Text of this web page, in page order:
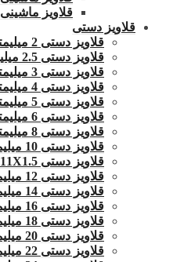
قلاویز ماشینی PG7
قلاویز دستی
قلاویز دستی 2 میلیمتر .FRA
قلاویز دستی 2.5 میلیمتر
قلاویز دستی 3 میلیمتر
قلاویز دستی 4 میلیمتر.FRA
قلاویز دستی 5 میلیمتر .FRA
قلاویز دستی 6 میلیمتر
قلاویز دستی 8 میلیمتر
قلاویز دستی 10 میلیمتر
قلاویز دستی 11X1.5 میلیمتر
قلاویز دستی 12 میلیمتر
قلاویز دستی 14 میلیمتر
قلاویز دستی 16 میلیمتر
قلاویز دستی 18 میلیمتر FRA
قلاویز دستی 20 میلیمتر FRA
قلاویز دستی 22 میلیمتر